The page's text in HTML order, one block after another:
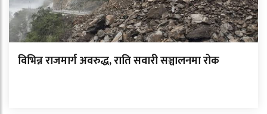
विभिन्न राजमार्ग अवरुद्ध, राति सवारी सञ्चालनमा रोक